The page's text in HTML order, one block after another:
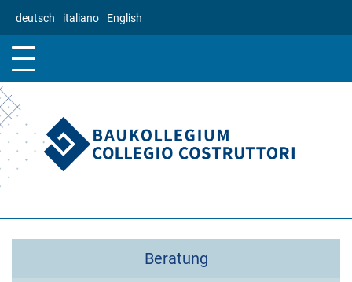
zum
deutsch italiano English
Beratung